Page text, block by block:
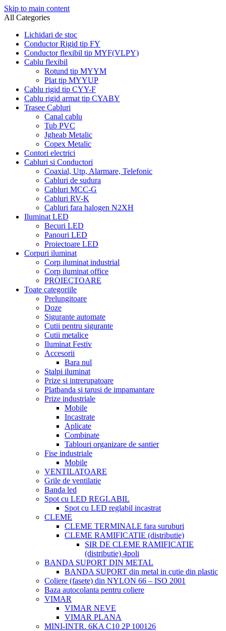
Skip to main content
All Categories
Lichidari de stoc
Conductor Rigid tip FY
Conductor flexibil tip MYF(VLPY)
Cablu flexibil
Rotund tip MYYM
Plat tip MYYUP
Cablu rigid tip CYY-F
Cablu rigid armat tip CYABY
Trasee Cabluri
Canal cablu
Tub PVC
Jgheab Metalic
Copex Metalic
Contori electrici
Cabluri si Conductori
Coaxial, Utp, Alarmare, Telefonic
Cabluri de sudura
Cabluri MCC-G
Cabluri RV-K
Cabluri fara halogen N2XH
Iluminat LED
Becuri LED
Panouri LED
Proiectoare LED
Corpuri iluminat
Corp iluminat industrial
Corp iluminat office
PROIECTOARE
Toate categoriile
Prelungitoare
Doze
Sigurante automate
Cutii pentru sigurante
Cutii metalice
Iluminat Festiv
Accesorii
Bara nul
Stalpi iluminat
Prize si intrerupatoare
Platbanda si tarusi de impamantare
Prize industriale
Mobile
Incastrate
Aplicate
Combinate
Tablouri organizare de santier
Fise industriale
Mobile
VENTILATOARE
Grile de ventilatie
Banda led
Spot cu LED REGLABIL
Spot cu LED reglabil incastrat
CLEME
CLEME TERMINALE fara suruburi
CLEME RAMIFICATIE (distributie)
SIR DE CLEME RAMIFICATIE
(distributie) 4poli
BANDA SUPORT DIN METAL
BANDA SUPORT din metal in cutie din plastic
Coliere (fasete) din NYLON 66 – ISO 2001
Baza autocolanta pentru coliere
VIMAR
VIMAR NEVE
VIMAR PLANA
MINI-INTR. 6KA C10 2P 100126